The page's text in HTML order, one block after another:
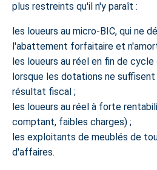
plus restreints qu'il n'y paraît :
les loueurs au micro-BIC, qui ne
l'abattement forfaitaire et
les loueurs au réel en fin de
lorsque les dotations ne
résultat fiscal ;
les loueurs au réel à forte
comptant, faibles charges) ;
les exploitants de meublés de
d'affaires.